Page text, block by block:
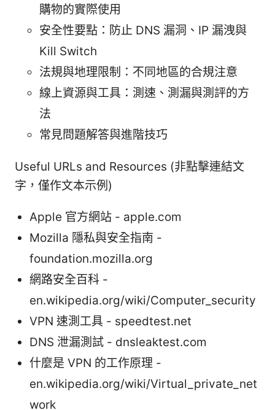
購物的實際使用
安全性要點：防止 DNS 漏洞、IP 漏洩與
Kill Switch
法規與地理限制：不同地區的合規注意
線上資源與工具：測速、測漏與測評的方
法
常見問題解答與進階技巧
Useful URLs and Resources (非點擊連結文
字，僅作文本示例)
Apple 官方網站 - apple.com
Mozilla 隱私與安全指南 -
foundation.mozilla.org
網路安全百科 -
en.wikipedia.org/wiki/Computer_security
VPN 速測工具 - speedtest.net
DNS 泄漏測試 - dnsleaktest.com
什麼是 VPN 的工作原理 -
en.wikipedia.org/wiki/Virtual_private_net
work